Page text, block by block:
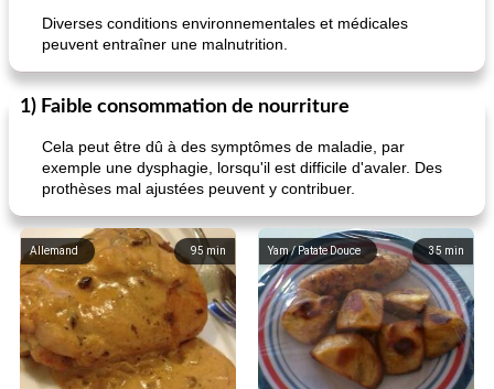
Diverses conditions environnementales et médicales
peuvent entraîner une malnutrition.
1) Faible consommation de nourriture
Cela peut être dû à des symptômes de maladie, par
exemple une dysphagie, lorsqu'il est difficile d'avaler. Des
prothèses mal ajustées peuvent y contribuer.
95 min
Allemand 35 min
Yam / Patate Douce